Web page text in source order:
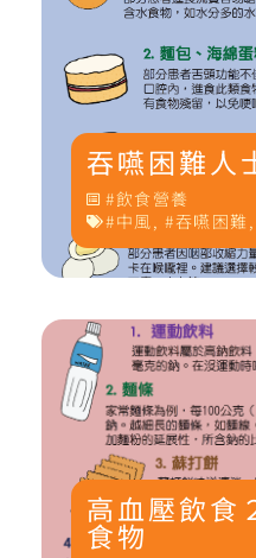
吞嚥困難人
飲食營養
中風, 吞嚥困難
高血壓飲食
食物